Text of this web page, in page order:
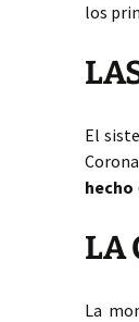
los
El
hecho
LA
La